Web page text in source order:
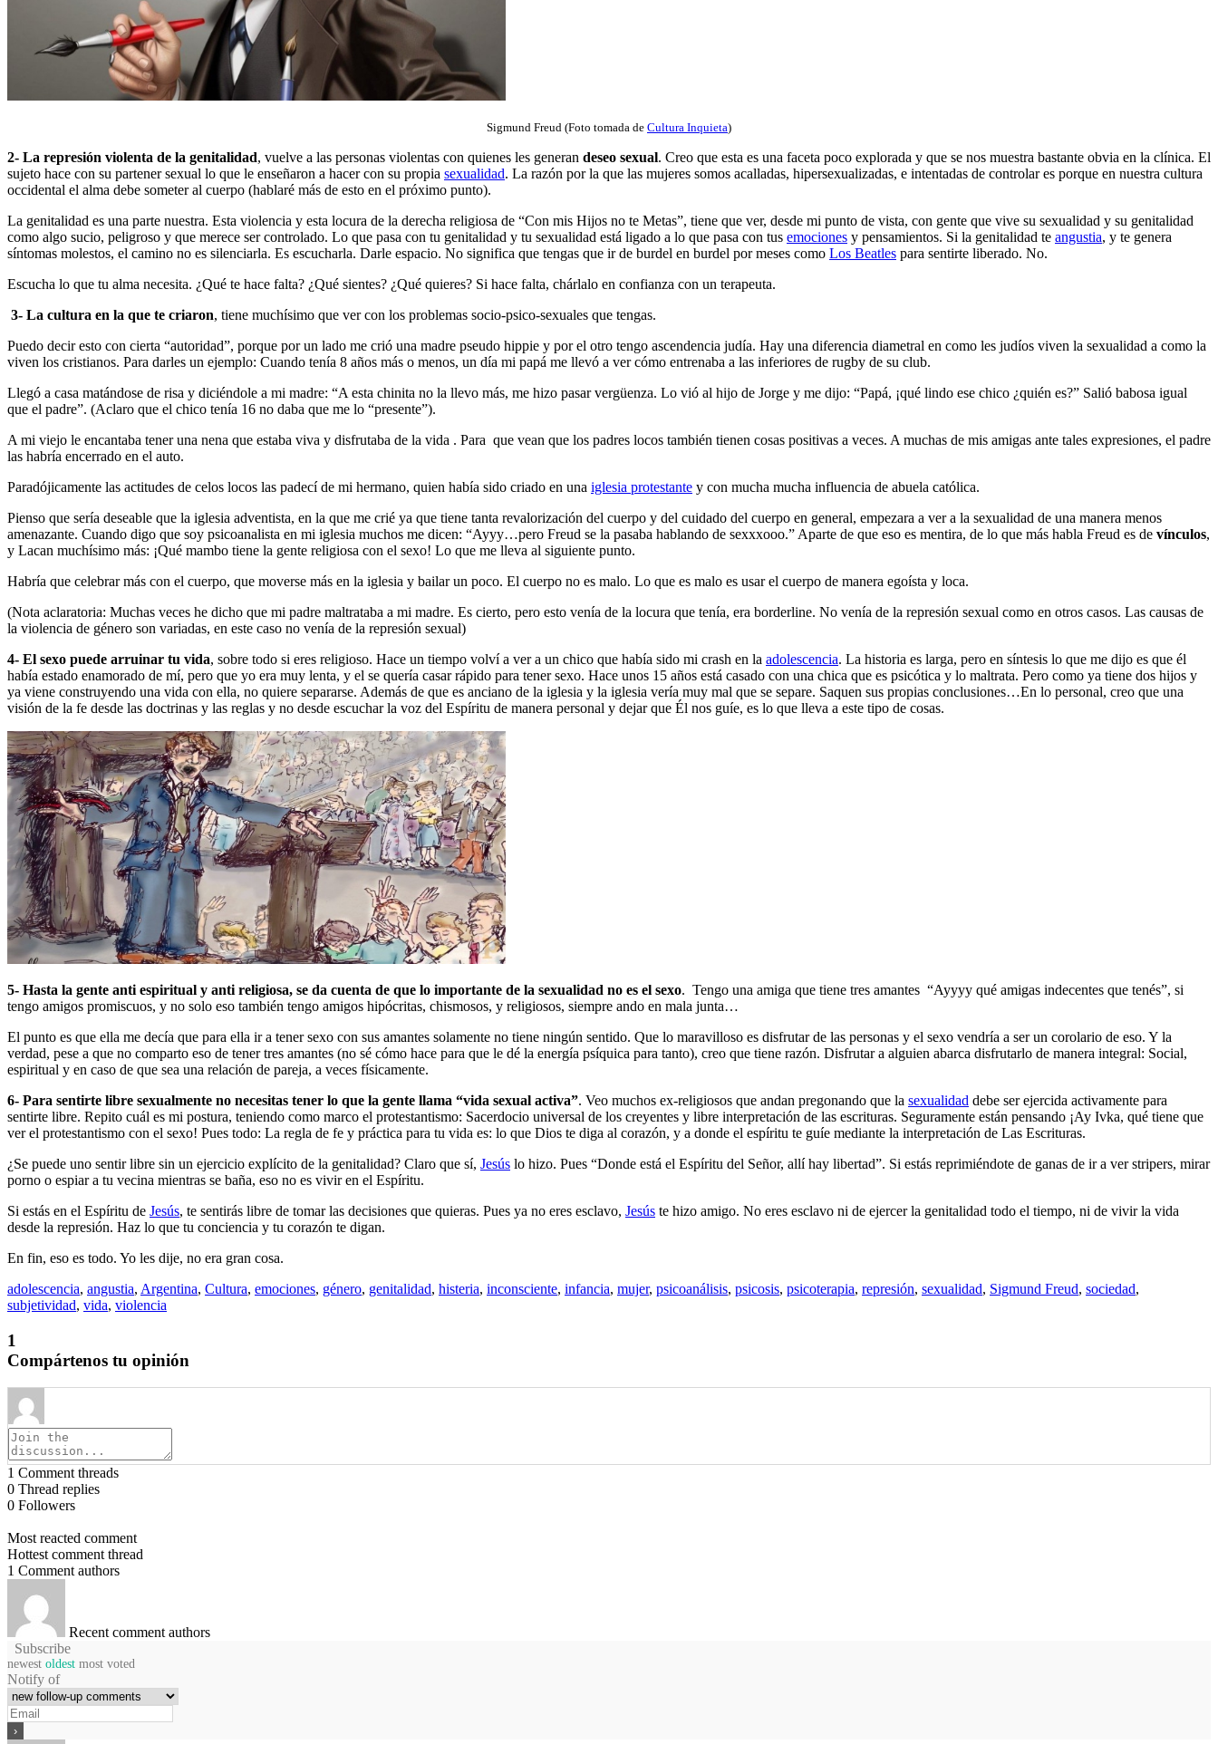
Sigmund Freud (Foto tomada de Cultura Inquieta)
2- La represión violenta de la genitalidad, vuelve a las personas violentas con quienes les generan deseo sexual. Creo que esta es una faceta poco explorada y que se nos muestra bastante obvia en la clínica. El
sujeto hace con su partener sexual lo que le enseñaron a hacer con su propia sexualidad. La razón por la que las mujeres somos acalladas, hipersexualizadas, e intentadas de controlar es porque en nuestra cultura
occidental el alma debe someter al cuerpo (hablaré más de esto en el próximo punto).
La genitalidad es una parte nuestra. Esta violencia y esta locura de la derecha religiosa de “Con mis Hijos no te Metas”, tiene que ver, desde mi punto de vista, con gente que vive su sexualidad y su genitalidad
como algo sucio, peligroso y que merece ser controlado. Lo que pasa con tu genitalidad y tu sexualidad está ligado a lo que pasa con tus emociones y pensamientos. Si la genitalidad te angustia, y te genera
síntomas molestos, el camino no es silenciarla. Es escucharla. Darle espacio. No significa que tengas que ir de burdel en burdel por meses como Los Beatles para sentirte liberado. No.
Escucha lo que tu alma necesita. ¿Qué te hace falta? ¿Qué sientes? ¿Qué quieres? Si hace falta, chárlalo en confianza con un terapeuta.
3- La cultura en la que te criaron, tiene muchísimo que ver con los problemas socio-psico-sexuales que tengas.
Puedo decir esto con cierta “autoridad”, porque por un lado me crió una madre pseudo hippie y por el otro tengo ascendencia judía. Hay una diferencia diametral en como les judíos viven la sexualidad a como la
viven los cristianos. Para darles un ejemplo: Cuando tenía 8 años más o menos, un día mi papá me llevó a ver cómo entrenaba a las inferiores de rugby de su club.
Llegó a casa matándose de risa y diciéndole a mi madre: “A esta chinita no la llevo más, me hizo pasar vergüenza. Lo vió al hijo de Jorge y me dijo: “Papá, ¡qué lindo ese chico ¿quién es?” Salió babosa igual
que el padre”. (Aclaro que el chico tenía 16 no daba que me lo “presente”).
A mi viejo le encantaba tener una nena que estaba viva y disfrutaba de la vida . Para que vean que los padres locos también tienen cosas positivas a veces. A muchas de mis amigas ante tales expresiones, el padre
las habría encerrado en el auto.
Paradójicamente las actitudes de celos locos las padecí de mi hermano, quien había sido criado en una iglesia protestante y con mucha mucha influencia de abuela católica.
Pienso que sería deseable que la iglesia adventista, en la que me crié ya que tiene tanta revalorización del cuerpo y del cuidado del cuerpo en general, empezara a ver a la sexualidad de una manera menos
amenazante. Cuando digo que soy psicoanalista en mi iglesia muchos me dicen: “Ayyy…pero Freud se la pasaba hablando de sexxxooo.” Aparte de que eso es mentira, de lo que más habla Freud es de vínculos,
y Lacan muchísimo más: ¡Qué mambo tiene la gente religiosa con el sexo! Lo que me lleva al siguiente punto.
Habría que celebrar más con el cuerpo, que moverse más en la iglesia y bailar un poco. El cuerpo no es malo. Lo que es malo es usar el cuerpo de manera egoísta y loca.
(Nota aclaratoria: Muchas veces he dicho que mi padre maltrataba a mi madre. Es cierto, pero esto venía de la locura que tenía, era borderline. No venía de la represión sexual como en otros casos. Las causas de
la violencia de género son variadas, en este caso no venía de la represión sexual)
4- El sexo puede arruinar tu vida, sobre todo si eres religioso. Hace un tiempo volví a ver a un chico que había sido mi crash en la adolescencia. La historia es larga, pero en síntesis lo que me dijo es que él
había estado enamorado de mí, pero que yo era muy lenta, y el se quería casar rápido para tener sexo. Hace unos 15 años está casado con una chica que es psicótica y lo maltrata. Pero como ya tiene dos hijos y
ya viene construyendo una vida con ella, no quiere separarse. Además de que es anciano de la iglesia y la iglesia vería muy mal que se separe. Saquen sus propias conclusiones…En lo personal, creo que una
visión de la fe desde las doctrinas y las reglas y no desde escuchar la voz del Espíritu de manera personal y dejar que Él nos guíe, es lo que lleva a este tipo de cosas.
5- Hasta la gente anti espiritual y anti religiosa, se da cuenta de que lo importante de la sexualidad no es el sexo. Tengo una amiga que tiene tres amantes “Ayyyy qué amigas indecentes que tenés”, si
tengo amigos promiscuos, y no solo eso también tengo amigos hipócritas, chismosos, y religiosos, siempre ando en mala junta…
El punto es que ella me decía que para ella ir a tener sexo con sus amantes solamente no tiene ningún sentido. Que lo maravilloso es disfrutar de las personas y el sexo vendría a ser un corolario de eso. Y la
verdad, pese a que no comparto eso de tener tres amantes (no sé cómo hace para que le dé la energía psíquica para tanto), creo que tiene razón. Disfrutar a alguien abarca disfrutarlo de manera integral: Social,
espiritual y en caso de que sea una relación de pareja, a veces físicamente.
6- Para sentirte libre sexualmente no necesitas tener lo que la gente llama “vida sexual activa”. Veo muchos ex-religiosos que andan pregonando que la sexualidad debe ser ejercida activamente para
sentirte libre. Repito cuál es mi postura, teniendo como marco el protestantismo: Sacerdocio universal de los creyentes y libre interpretación de las escrituras. Seguramente están pensando ¡Ay Ivka, qué tiene que
ver el protestantismo con el sexo! Pues todo: La regla de fe y práctica para tu vida es: lo que Dios te diga al corazón, y a donde el espíritu te guíe mediante la interpretación de Las Escrituras.
¿Se puede uno sentir libre sin un ejercicio explícito de la genitalidad? Claro que sí, Jesús lo hizo. Pues “Donde está el Espíritu del Señor, allí hay libertad”. Si estás reprimiéndote de ganas de ir a ver stripers, mirar
porno o espiar a tu vecina mientras se baña, eso no es vivir en el Espíritu.
Si estás en el Espíritu de Jesús, te sentirás libre de tomar las decisiones que quieras. Pues ya no eres esclavo, Jesús te hizo amigo. No eres esclavo ni de ejercer la genitalidad todo el tiempo, ni de vivir la vida
desde la represión. Haz lo que tu conciencia y tu corazón te digan.
En fin, eso es todo. Yo les dije, no era gran cosa.
adolescencia, angustia, Argentina, Cultura, emociones, género, genitalidad, histeria, inconsciente, infancia, mujer, psicoanálisis, psicosis, psicoterapia, represión, sexualidad, Sigmund Freud, sociedad,
subjetividad, vida, violencia
1
Compártenos tu opinión
1 Comment threads
0 Thread replies
0 Followers
Most reacted comment
Hottest comment thread
1 Comment authors
Recent comment authors
Subscribe
newest oldest most voted
Notify of